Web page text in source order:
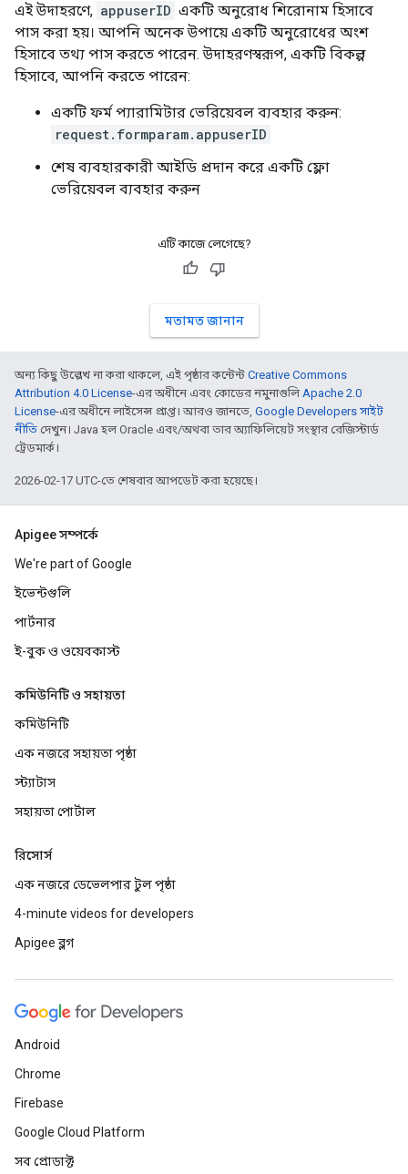
এই উদাহরণে, appuserID একটি অনুরোধ শিরোনাম হিসাবে
পাস করা হয়। আপনি অনেক উপায়ে একটি অনুরোধের অংশ
হিসাবে তথ্য পাস করতে পারেন. উদাহরণস্বরূপ, একটি বিকল্প
হিসাবে, আপনি করতে পারেন:
একটি ফর্ম প্যারামিটার ভেরিয়েবল ব্যবহার করুন:
request.formparam.appuserID
শেষ ব্যবহারকারী আইডি প্রদান করে একটি ফ্লো
ভেরিয়েবল ব্যবহার করুন
এটি কাজে লেগেছে?
মতামত জানান
অন্য কিছু উল্লেখ না করা থাকলে, এই পৃষ্ঠার কন্টেন্ট Creative Commons
Attribution 4.0 License-এর অধীনে এবং কোডের নমুনাগুলিApache 2.0
License-এর অধীনে লাইসেন্স প্রাপ্ত। আরও জানতে, Google Developers সাইট
নীতি দেখুন। Java হল Oracle এবং/অথবা তার অ্যাফিলিয়েট সংস্থার রেজিস্টার্ড
ট্রেডমার্ক।
2026-02-17 UTC-তে শেষবার আপডেট করা হয়েছে।
Apigee সম্পর্কে
We're part of Google
ইভেন্টগুলি
পার্টনার
ই-বুক ও ওয়েবকাস্ট
কমিউনিটি ও সহায়তা
কমিউনিটি
এক নজরে সহায়তা পৃষ্ঠা
স্ট্যাটাস
সহায়তা পোর্টাল
রিসোর্স
এক নজরে ডেভেলপার টুল পৃষ্ঠা
4-minute videos for developers
Apigee ব্লগ
Android
Chrome
Firebase
Google Cloud Platform
সব প্রোডাক্ট